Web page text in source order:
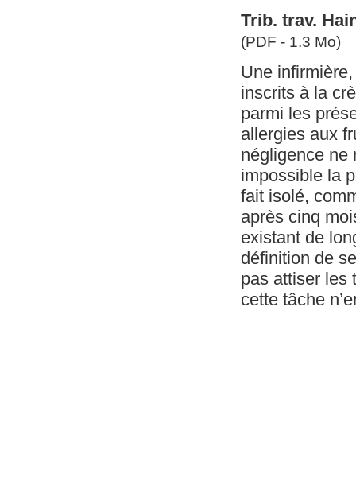
Trib. trav.
(PDF - 1.3 Mo)
Une
inscrits à la
parmi les
allergies aux
négligence ne
impossible la
fait isolé,
après cinq
existant de
définition de
pas attiser les
cette tâche